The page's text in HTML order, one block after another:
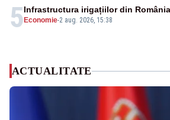
5 Economie-2 aug. 2026, 15:38
Infrastructura irigațiilor din
ACTUALITATE